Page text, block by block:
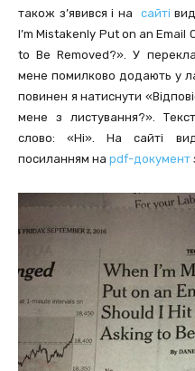
також з’явився і на сайті
I’m Mistakenly Put on an Email
to Be Removed?». У
мене помилково додають у
повинен я натиснути
мене з листування?».
слово: «Ні». На сайті
посиланням на pdf-документ